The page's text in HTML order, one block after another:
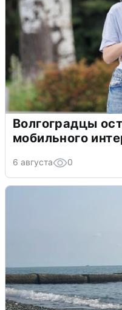
Волгоградцы
мобильного
6 августа 0